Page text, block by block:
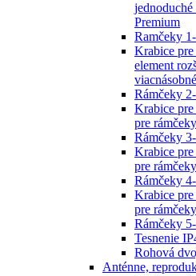
jednoduché
Premium
Ramčeky
Krabice
element
Rámčeky
Krabice
pre
Rámčeky
Krabice
pre
Rámčeky
Krabice
pre
Rámčeky
Tesnenie
Rohová
Anténne,